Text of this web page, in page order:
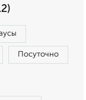
Посуточно